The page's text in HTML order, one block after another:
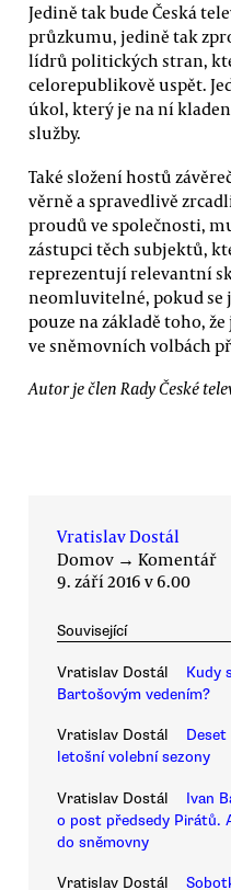
Jedině tak bude Česká
průzkumu, jedině tak
lídrů politických stran,
celorepublikově uspět.
úkol, který je na ní
služby.
Také složení hostů
věrně a spravedlivě
proudů ve společnosti,
zástupci těch subjektů,
reprezentují relevantní
neomluvitelné, pokud se
pouze na základě toho,
ve sněmovních volbách
Autor je člen Rady České
Vratislav Dostál
Domov → Komentář
9. září 2016 v 6.00
Související
Vratislav Dostál
Kudy
Bartošovým vedením?
Vratislav Dostál
Deset
letošní volební sezony
Vratislav Dostál
Ivan
o post předsedy Pirátů.
do sněmovny
Vratislav Dostál